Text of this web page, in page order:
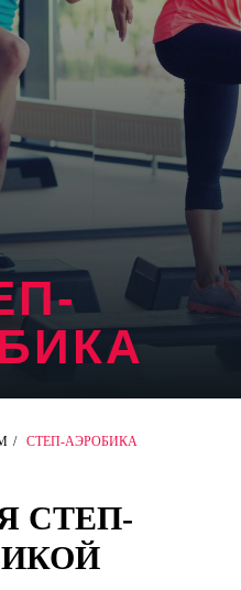
/ СТЕП-АЭРОБИКА
СТЕП-